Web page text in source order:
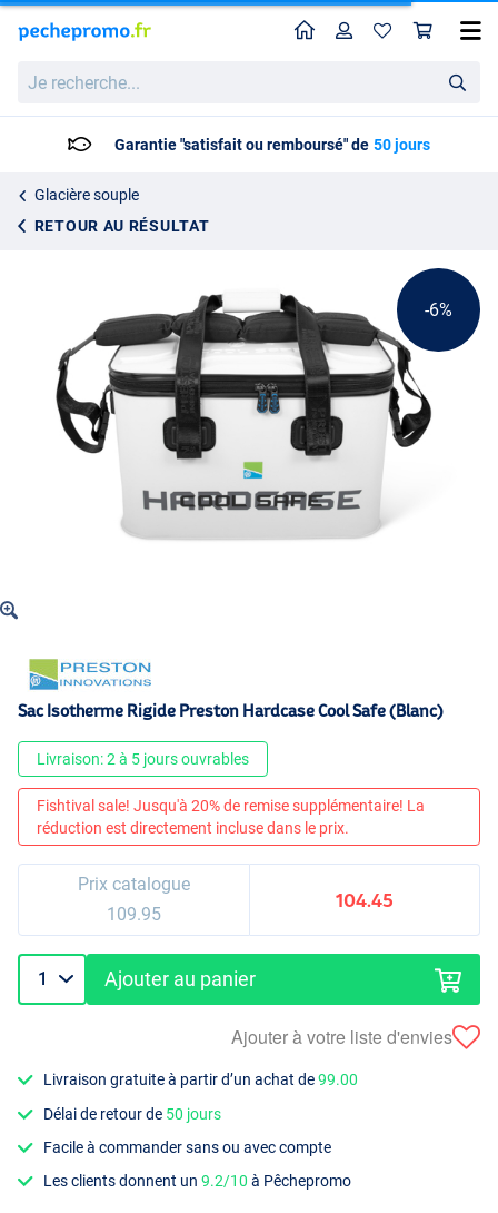
recherche...
HomeProfil
Garantie "satisfait ou remboursé" de 50 jours
Glacière souple
RETOUR AU RÉSULTAT
Sac Isotherme Rigide Preston Hardcase Cool Safe (Blanc)
-6%
Sac Isotherme Rigide Preston Hardcase Cool Safe (Blanc)
Livraison: 2 à 5 jours ouvrables
Fishtival sale! Jusqu'à 20% de remise supplémentaire! La
réduction est directement incluse dans le prix.
Prix catalogue
109.95
104.45
Ajouter au panier
Ajouter à votre liste d'envies
Livraison gratuite à partir d’un achat de99.00
Délai de retour de 50 jours
Facile à commander sans ou avec compte
Les clients donnent un9.2/10 à Pêchepromo